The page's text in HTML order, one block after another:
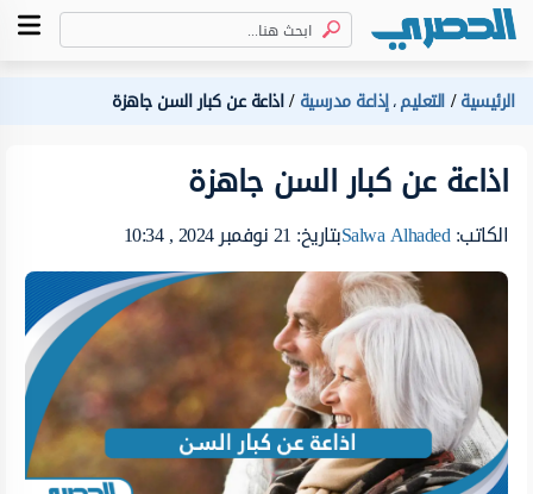
الرئيسية التعليم،إذاعة مدرسية اذاعة عن كبار السن جاهزة
اذاعة عن كبار السن جاهزة
الكاتب:Salwa Alhadedبتاريخ: 21 نوفمبر 2024 , 10:34